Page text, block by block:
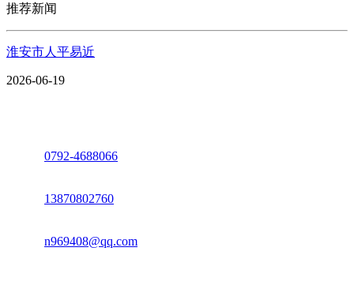
推荐新闻
淮安市人平易近
2026-06-19
0792-4688066
13870802760
n969408@qq.com